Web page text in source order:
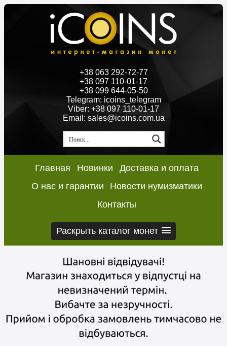
+38 063 292-72-77
+38 097 110-01-17
+38 099 644-05-50
Telegram: icoins_telegram
Viber: +38 097 110-01-17
Email: sales@icoins.com.ua
Главная Новинки
Доставка и оплата
О нас и гарантии
Новости нумизматики
Контакты
Раскрыть каталог монет